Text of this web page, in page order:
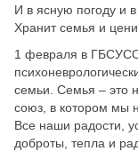
И в ясную погоду и в
Хранит семья и
1 февраля в
семьи. Семья – это
союз, в котором мы
Все наши радости,
доброты, тепла и